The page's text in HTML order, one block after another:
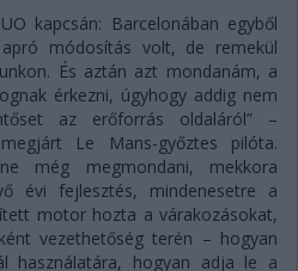
kapcsán: Barcelonában egyből
módosítás volt, de remekül
És aztán azt mondanám, a
érkezni, úgyhogy addig nem
az erőforrás oldaláról” –
Le Mans-győztes pilóta.
még megmondani, mekkora
évi fejlesztés, mindenesetre a
motor hozta a várakozásokat,
vezethetőség terén – hogyan
használatára, hogyan adja le a